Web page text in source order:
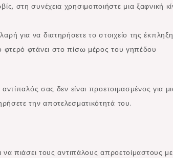
στη συνέχεια χρησιμοποιήστε μια ξαφνική
για να διατηρήσετε το στοιχείο της
φτερό φτάνει στο πίσω μέρος του γηπέδου
σας δεν είναι προετοιμασμένος για
την αποτελεσματικότητά του.
να πιάσει τους αντιπάλους απροετοίμαστους με